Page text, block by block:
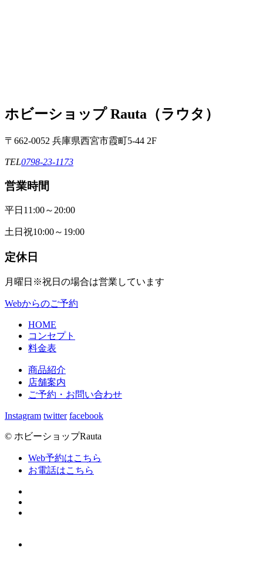
ホビーショップ Rauta（ラウタ）
〒662-0052 兵庫県西宮市霞町5-44 2F
TEL0798-23-1173
営業時間
平日 11:00～20:00
土日祝10:00～19:00
定休日
月曜日 ※祝日の場合は営業しています
Webからのご予約
HOME
コンセプト
料金表
商品紹介
店舗案内
ご予約・お問い合わせ
Instagram twitter facebook
© ホビーショップRauta
Web予約はこちら
お電話はこちら